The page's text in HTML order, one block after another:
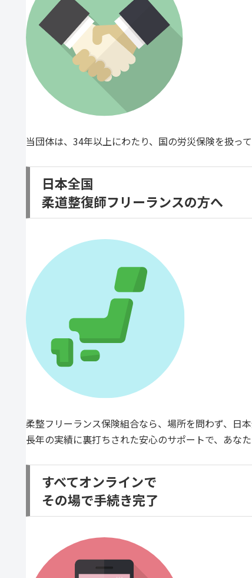
当団体は、34年以上にわたり、国の労災保険を扱っ
日本全国
柔道整復師フリーランスの方へ
柔整フリーランス保険組合なら、場所を問わず、日
長年の実績に裏打ちされた安心のサポートで、あな
すべてオンラインで
その場で手続き完了